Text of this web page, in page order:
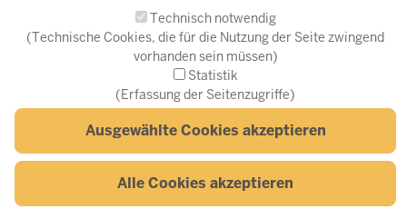
© Fortbildungsakademie des Ministeriums des Innern NRW
Fußzeilenmenü
Erklärung zur Barrierefreiheit Barriere melden
Datenschutz
Technisch notwendig
(Technische Cookies, die für die Nutzung der Seite zwingend
vorhanden sein müssen)
Statistik
(Erfassung der Seitenzugriffe)
Ausgewählte Cookies akzeptieren
Alle Cookies akzeptieren